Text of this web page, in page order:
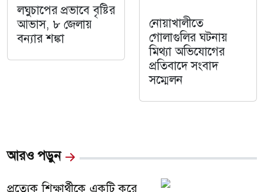
লঘুচাপের প্রভাবে বৃষ্টির
আভাস, ৮ জেলায়
বন্যার শঙ্কা
নোয়াখালীতে
গোলাগুলির ঘটনায়
মিথ্যা অভিযোগের
প্রতিবাদে সংবাদ
সম্মেলন
আরও পড়ুন
প্রত্যেক শিক্ষার্থীকে একটি করে